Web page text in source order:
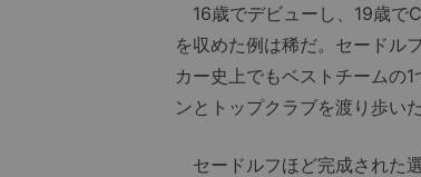
16歳でデビューし、19歳で
を収めた例は稀だ。セードル
カー史上でもベストチームの
ンとトップクラブを渡り歩いた
セードルフほど完成された